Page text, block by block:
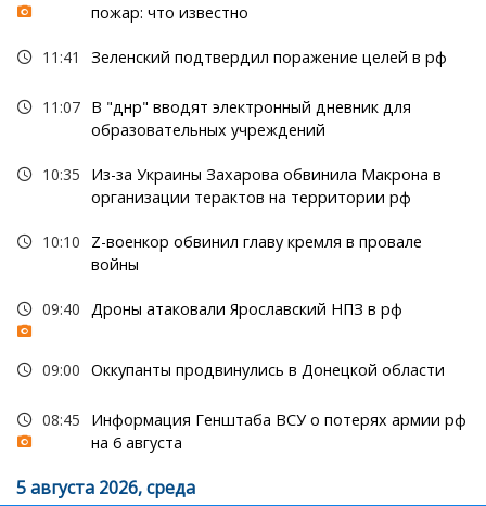
пожар: что известно
11:41 Зеленский подтвердил поражение целей в рф
11:07 В "днр" вводят электронный дневник для
образовательных учреждений
10:35
Из-за Украины Захарова обвинила Макрона в
организации терактов на территории рф
10:10
Z-военкор обвинил главу кремля в провале
войны
09:40 Дроны атаковали Ярославский НПЗ в рф
09:00 Оккупанты продвинулись в Донецкой области
08:45
Информация Генштаба ВСУ о потерях армии рф
на 6 августа
5 августа 2026, среда